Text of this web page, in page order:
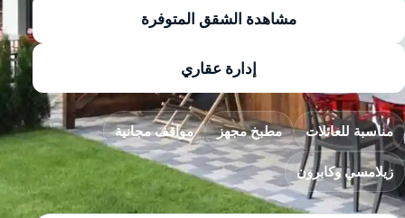
مشاهدة الشقق المتوفرة
إدارة عقاري
مناسبة للعائلات مطبخ مجهز مواقف مجانية
زيلامسي وكابرون